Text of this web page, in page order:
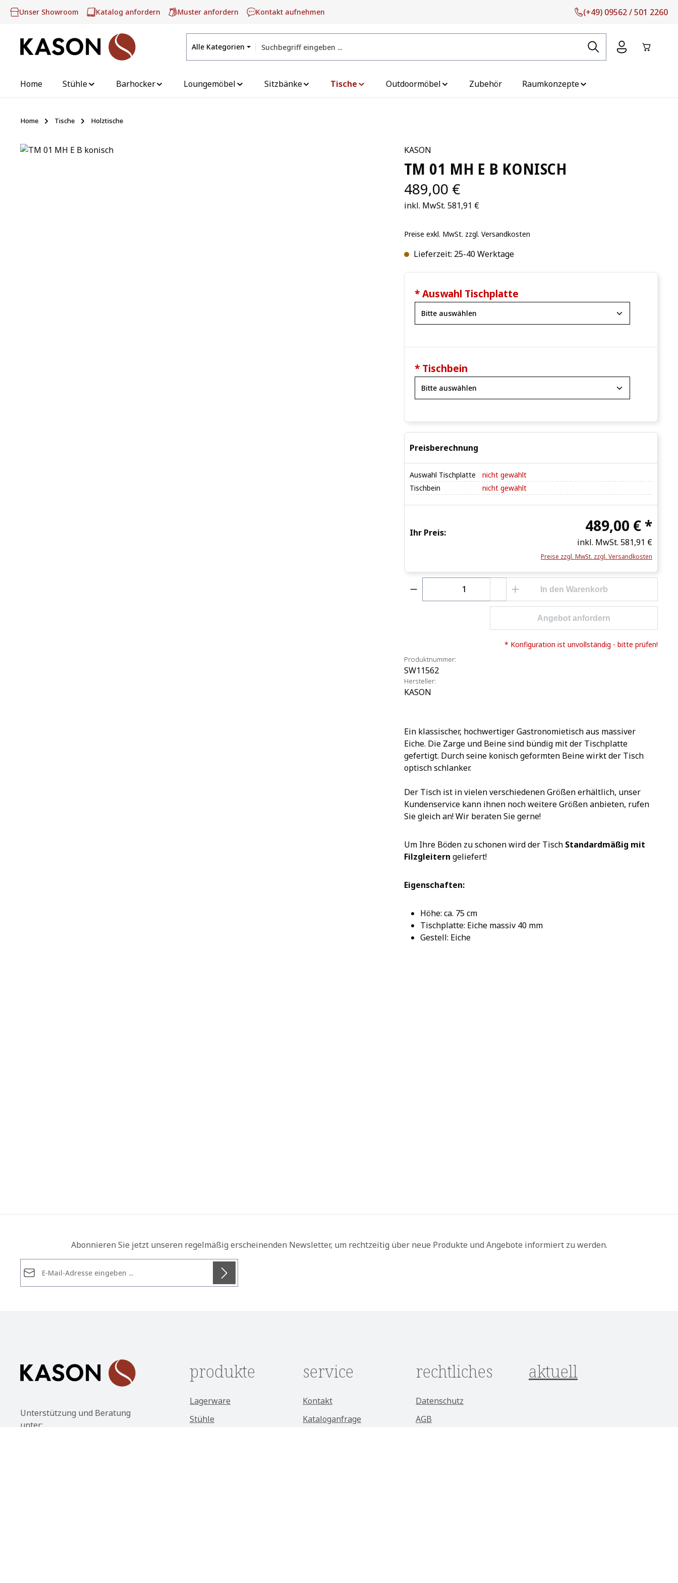
Hauptinhalt springen
Zur Suche springen
Zur Hauptnavigation springen
Unser Showroom Katalog anfordern Muster anfordern Kontakt aufnehmen (+49) 09562 / 501 2260
Alle Kategorien
Home Stühle Barhocker Loungemöbel Sitzbänke Tische Outdoormöbel Zubehör Raumkonzepte
Home Tische Holztische
Bildergalerie überspringen KASON
TM 01 MH E B KONISCH
489,00 €
inkl. MwSt. 581,91 €
Preise exkl. MwSt. zzgl. Versandkosten
Lieferzeit: 25-40 Werktage
* Auswahl Tischplatte
* Tischbein
Preisberechnung
Auswahl Tischplatte
nicht gewählt
Tischbein
nicht gewählt
Ihr Preis: 489,00 € *
inkl. MwSt. 581,91 €
Preise zzgl. MwSt. zzgl. Versandkosten
Produkt Anzahl: Gib den gewünschten Wert
In den Warenkorb
Angebot anfordern
* Konfiguration ist unvollständig - bitte prüfen!
Produktnummer:
SW11562
Hersteller:
KASON
Ein klassischer, hochwertiger Gastronomietisch aus massiver
Eiche. Die Zarge und Beine sind bündig mit der Tischplatte
gefertigt. Durch seine konisch geformten Beine wirkt der Tisch
optisch schlanker.
Der Tisch ist in vielen verschiedenen Größen erhältlich, unser
Kundenservice kann ihnen noch weitere Größen anbieten, rufen
Sie gleich an! Wir beraten Sie gerne!
Um Ihre Böden zu schonen wird der Tisch Standardmäßig mit
Filzgleitern geliefert!
Eigenschaften:
Höhe: ca. 75 cm
Tischplatte: Eiche massiv 40 mm
Gestell: Eiche
Abonnieren Sie jetzt unseren regelmäßig erscheinenden Newsletter, um rechtzeitig über neue Produkte und Angebote informiert zu werden.
Unterstützung und Beratung
unter:
produkte
Lagerware
Stühle
service
Kontakt
Kataloganfrage
rechtliches
Datenschutz
AGB
aktuell